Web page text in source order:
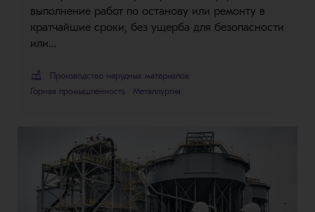
выполнение работ по останову или ремонту в
кратчайшие сроки, без ущерба для безопасности
или…
Производство нерудных материалов
Горная промышленность
Металлургия